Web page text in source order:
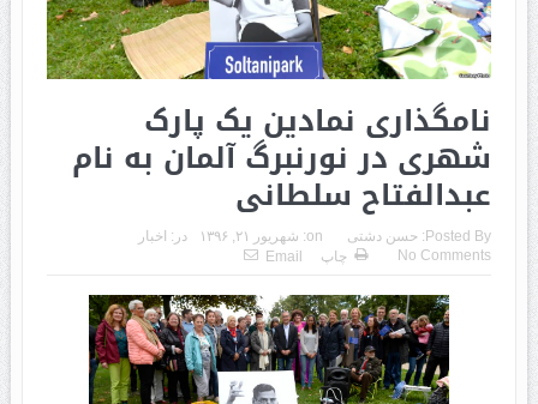
نامگذاری نمادین یک پارک
شهری در نورنبرگ آلمان به نام
عبدالفتاح سلطانی
Posted By: حسن دشتی on: شهریور ۲۱, ۱۳۹۶ در: اخبار
No Comments
چاپ Email